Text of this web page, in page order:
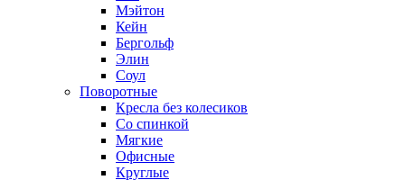
Мэйтон
Кейн
Бергольф
Элин
Соул
Поворотные
Кресла без колесиков
Со спинкой
Мягкие
Офисные
Круглые